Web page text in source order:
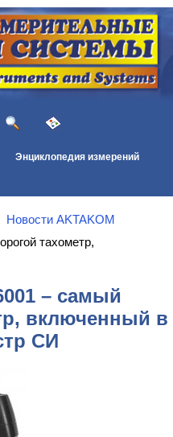
Энциклопедия измерений
Новости AKTAKOM
тахометр,
– самый
включенный в
СИ